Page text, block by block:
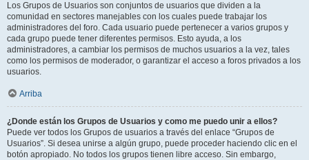
Los Grupos de Usuarios son conjuntos de usuarios que dividen a la
comunidad en sectores manejables con los cuales puede trabajar los
administradores del foro. Cada usuario puede pertenecer a varios grupos y
cada grupo puede tener diferentes permisos. Esto ayuda, a los
administradores, a cambiar los permisos de muchos usuarios a la vez, tales
como los permisos de moderador, o garantizar el acceso a foros privados a los
usuarios.
Arriba
¿Donde están los Grupos de Usuarios y como me puedo unir a ellos?
Puede ver todos los Grupos de usuarios a través del enlace “Grupos de
Usuarios”. Si desea unirse a algún grupo, puede proceder haciendo clic en el
botón apropiado. No todos los grupos tienen libre acceso. Sin embargo,